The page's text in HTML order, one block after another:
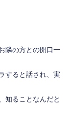
隣の方との開口一
すると話され、実
知ることなんだと